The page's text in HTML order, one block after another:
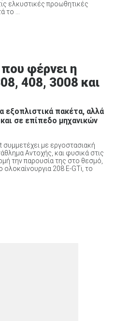
ελκυστικές προωθητικές
το ...
φέρνει η
408, 3008 και
εξοπλιστικά πακέτα, αλλά
σε επίπεδο μηχανικών
συμμετέχει με εργοστασιακή
Αντοχής, και φυσικά στις
την παρουσία της στο θεσμό,
208 E-GTi, το